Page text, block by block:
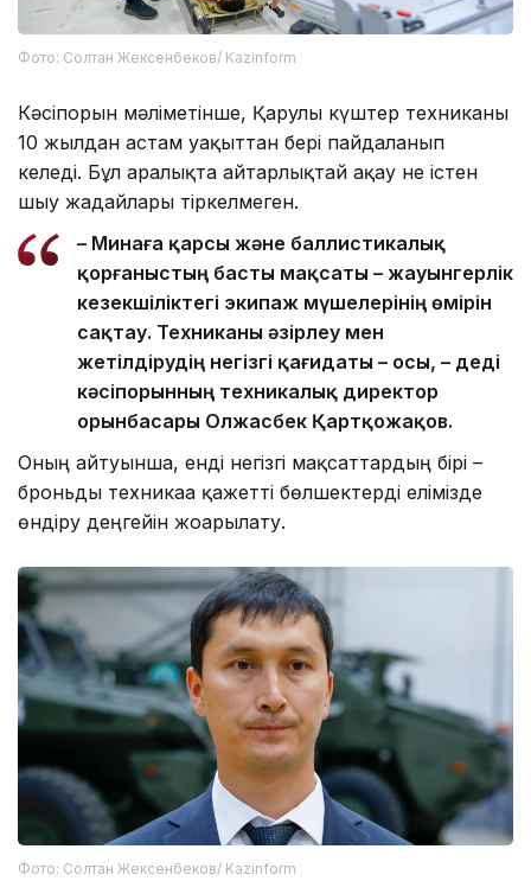
Фото: Солтан Жексенбеков/ Kazinform
Кәсіпорын мәліметінше, Қарулы күштер техниканы
10 жылдан астам уақыттан бері пайдаланып
келеді. Бұл аралықта айтарлықтай ақау не істен
шығу жағдайлары тіркелмеген.
– Минаға қарсы және баллистикалық
қорғаныстың басты мақсаты – жауынгерлік
кезекшіліктегі экипаж мүшелерінің өмірін
сақтау. Техниканы әзірлеу мен
жетілдірудің негізгі қағидаты – осы, – деді
кәсіпорынның техникалық директор
орынбасары Олжасбек Қартқожақов.
Оның айтуынша, енді негізгі мақсаттардың бірі –
броньды техникаға қажетті бөлшектерді елімізде
өндіру деңгейін жоғарылату.
Фото: Солтан Жексенбеков/ Kazinform